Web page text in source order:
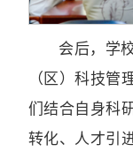
会后，学
（区）科技管
们结合自身科
转化、人才引